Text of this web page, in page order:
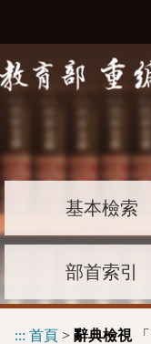
基本檢索
部首索引
::: 首頁 > 辭典檢視「